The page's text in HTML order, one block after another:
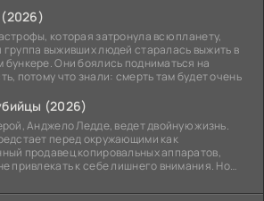
которая затронула всю планету,
группа выживших людей старалась выжить в
бункере. Они боялись подниматься на
потому что знали: смерть там будет очень
(2026)
Анджело Ледде, ведет двойную жизнь.
перед окружающими как
продавец копировальных аппаратов,
привлекать к себе лишнего внимания. Но